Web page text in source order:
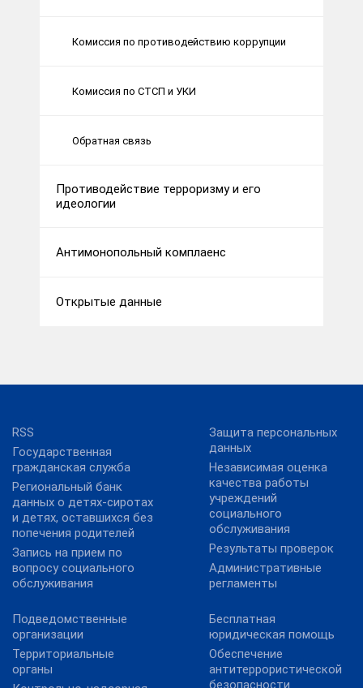
Комиссия по противодействию коррупции
Комиссия по СТСП и УКИ
Обратная связь
Противодействие терроризму и его
идеологии
Антимонопольный комплаенс
Открытые данные
RSS
Государственная
гражданская служба
Региональный банк
данных о детях-сиротах
и детях, оставшихся без
попечения родителей
Запись на прием по
вопросу социального
обслуживания
Защита персональных
данных
Независимая оценка
качества работы
учреждений
социального
обслуживания
Результаты проверок
Административные
регламенты
Подведомственные
организации
Территориальные
органы
Бесплатная
юридическая помощь
Обеспечение
антитеррористической
безопасности